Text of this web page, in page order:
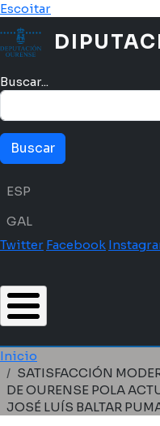
Pasar al contenido
Escoitar
Buscar...
Menú idioma
ESP
GAL
Twitter Facebook
Ruta de
Inicio
SATISFACCIÓN
DE OURENSE POLA
JOSÉ LUÍS BALTAR